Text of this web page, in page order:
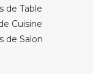
de Table
Cuisine
de Salon